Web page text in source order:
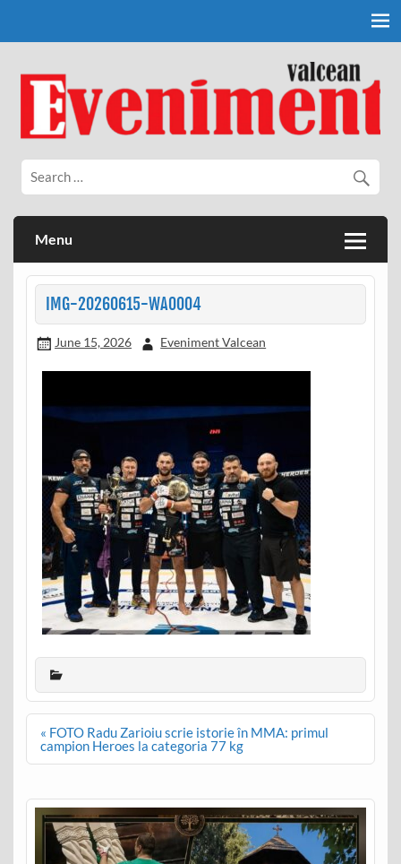
Eveniment Valcean
Menu
IMG-20260615-WA0004
June 15, 2026 Eveniment Valcean
Post
navigation
« FOTO Radu Zarioiu scrie istorie în MMA: primul
campion Heroes la categoria 77 kg